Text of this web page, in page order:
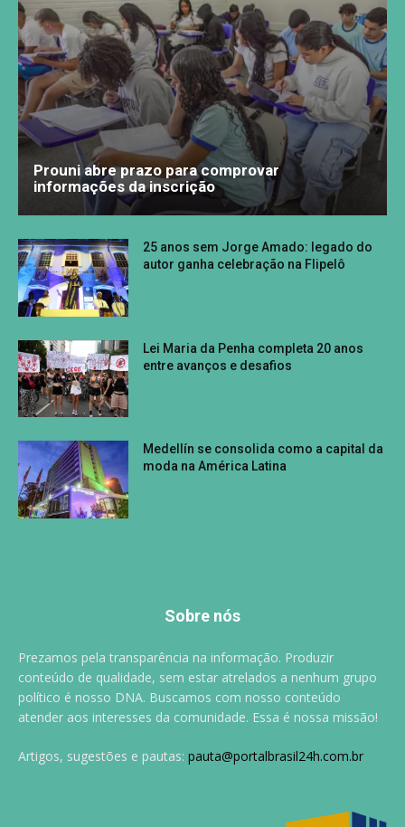
Prouni abre prazo para comprovar
informações da inscrição
25 anos sem Jorge Amado: legado do
autor ganha celebração na Flipelô
Lei Maria da Penha completa 20 anos
entre avanços e desafios
Medellín se consolida como a capital da
moda na América Latina
Sobre nós
Prezamos pela transparência na informação. Produzir
conteúdo de qualidade, sem estar atrelados a nenhum grupo
político é nosso DNA. Buscamos com nosso conteúdo
atender aos interesses da comunidade. Essa é nossa missão!
Artigos, sugestões e pautas: pauta@portalbrasil24h.com.br